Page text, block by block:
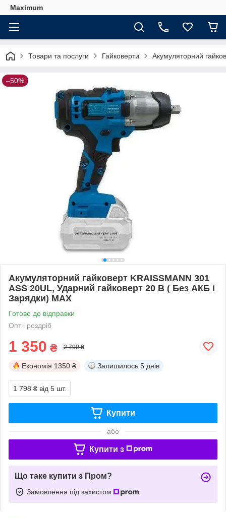
Maximum
Товари та послуги Гайковерти Акумуляторний
–50%
Акумуляторний гайковерт KRAISSMANN 301
ASS 20UL, Ударний гайковерт 20 В ( Без АКБ і
Зарядки) MAX
Готово до відправки
Опт і роздріб
1 350 ₴ 2 700 ₴
Економія 1350 ₴ Залишилось 5 днів
1 798 ₴ від 5 шт.
Купити
або
Купити з
Що таке купити з Пром?
Замовлення під захистом